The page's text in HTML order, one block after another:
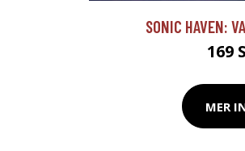
SONIC HAVEN:
169
MER